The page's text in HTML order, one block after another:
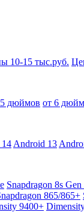
10-15 тыс.руб.
дюймов от 6
Android 13
Snapdragon 8s Gen
865/865+
9400+